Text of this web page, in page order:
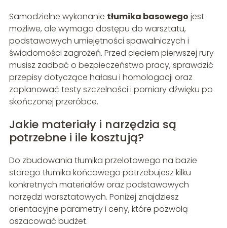
Samodzielne wykonanie tłumika basowego jest
możliwe, ale wymaga dostępu do warsztatu,
podstawowych umiejętności spawalniczych i
świadomości zagrożeń. Przed cięciem pierwszej rury
musisz zadbać o bezpieczeństwo pracy, sprawdzić
przepisy dotyczące hałasu i homologacji oraz
zaplanować testy szczelności i pomiary dźwięku po
skończonej przeróbce.
Jakie materiały i narzędzia są
potrzebne i ile kosztują?
Do zbudowania tłumika przelotowego na bazie
starego tłumika końcowego potrzebujesz kilku
konkretnych materiałów oraz podstawowych
narzędzi warsztatowych. Poniżej znajdziesz
orientacyjne parametry i ceny, które pozwolą
oszacować budżet.